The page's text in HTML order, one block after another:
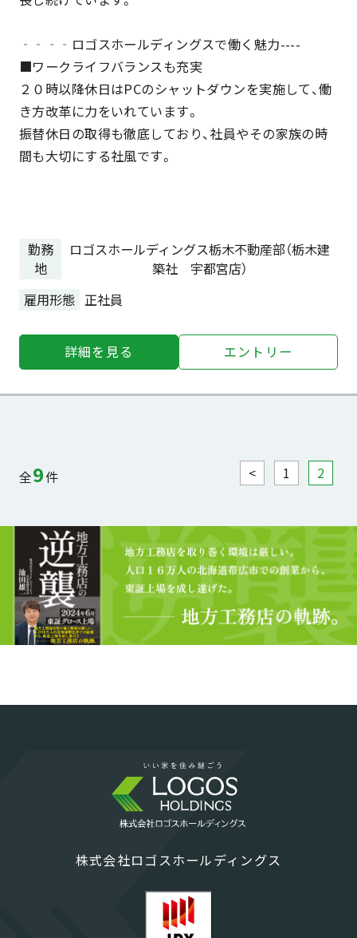
‐‐‐‐ロゴスホールディングスで働く魅力----
■ワークライフバランスも充実
２０時以降休日はPCのシャットダウンを実施して、働
き方改革に力をいれています。
振替休日の取得も徹底しており、社員やその家族の時
間も大切にする社風です。
勤務
地
ロゴスホールディングス栃木不動産部（栃木建
築社 宇都宮店）
雇用形態 正社員
詳細を⾒る エントリー
全9件 < 1 2
株式会社ロゴスホールディングス